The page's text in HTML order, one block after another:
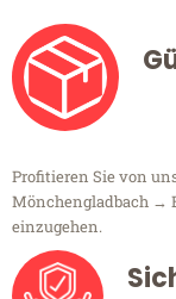
Profitieren Sie von
Mönchengladbach →
einzugehen.